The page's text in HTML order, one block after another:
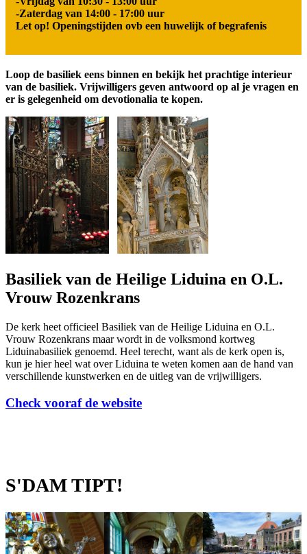
-Zaterdag van 14:00 - 17:00 uur
Let op! Openingstijden ovb een huwelijk of begrafenis
Loop de basiliek eens binnen en bekijk het prachtige interieur
van de basiliek. Vrijwilligers geven antwoord op al je vragen en
er is gelegenheid om devotionalia te kopen.
Basiliek van de Heilige Liduina en O.L.
Vrouw Rozenkrans
De kerk heet officieel Basiliek van de Heilige Liduina en O.L.
Vrouw Rozenkrans maar wordt in de volksmond kortweg
Liduinabasiliek genoemd. Heel terecht, want als de kerk open is,
kun je hier heel wat over Liduina te weten komen aan de hand van
verschillende kunstwerken en de uitleg van de vrijwilligers.
Check vooraf de website
S'DAM TIPT!